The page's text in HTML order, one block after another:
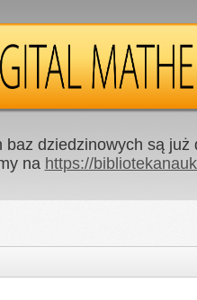
baz dziedzinowych są
na https://